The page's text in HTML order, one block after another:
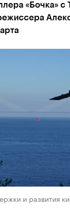
«Бочка»
и развития